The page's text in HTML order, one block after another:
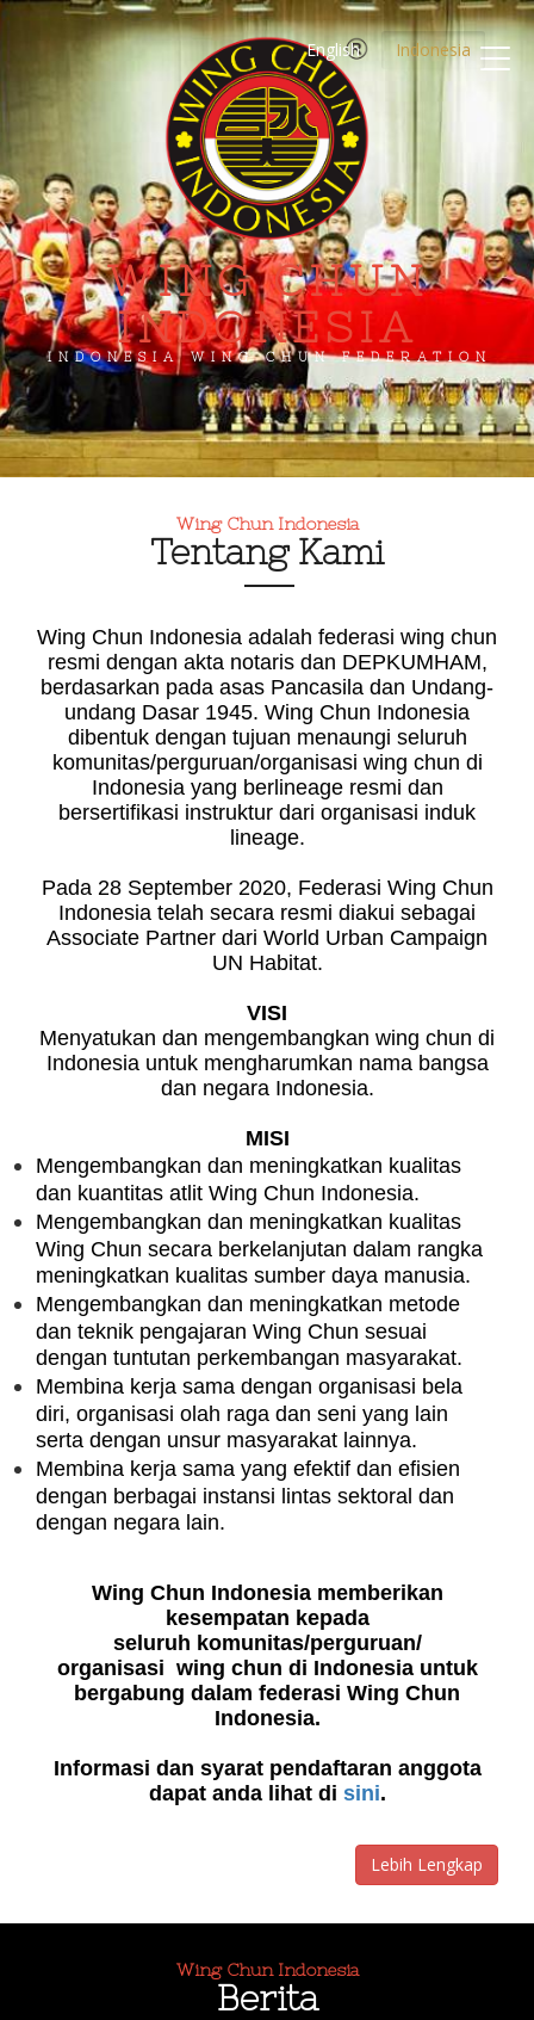
WING CHUN
INDONESIA
INDONESIA WING CHUN FEDERATION
English Indonesia
Wing Chun Indonesia
Tentang Kami
Wing Chun Indonesia adalah federasi wing chun
resmi dengan akta notaris dan DEPKUMHAM,
berdasarkan pada asas Pancasila dan Undang-
undang Dasar 1945. Wing Chun Indonesia
dibentuk dengan tujuan menaungi seluruh
komunitas/perguruan/organisasi wing chun di
Indonesia yang berlineage resmi dan
bersertifikasi instruktur dari organisasi induk
lineage.
Pada 28 September 2020, Federasi Wing Chun
Indonesia telah secara resmi diakui sebagai
Associate Partner dari World Urban Campaign
UN Habitat.
VISI
Menyatukan dan mengembangkan wing chun di
Indonesia untuk mengharumkan nama bangsa
dan negara Indonesia.
MISI
Mengembangkan dan meningkatkan kualitas
dan kuantitas atlit Wing Chun Indonesia.
Mengembangkan dan meningkatkan kualitas
Wing Chun secara berkelanjutan dalam rangka
meningkatkan kualitas sumber daya manusia.
Mengembangkan dan meningkatkan metode
dan teknik pengajaran Wing Chun sesuai
dengan tuntutan perkembangan masyarakat.
Membina kerja sama dengan organisasi bela
diri, organisasi olah raga dan seni yang lain
serta dengan unsur masyarakat lainnya.
Membina kerja sama yang efektif dan efisien
dengan berbagai instansi lintas sektoral dan
dengan negara lain.
Wing Chun Indonesia memberikan
kesempatan kepada
seluruh komunitas/perguruan/
organisasi wing chun di Indonesia untuk
bergabung dalam federasi Wing Chun
Indonesia.
Informasi dan syarat pendaftaran anggota
dapat anda lihat di sini.
Lebih Lengkap
Wing Chun Indonesia
Berita